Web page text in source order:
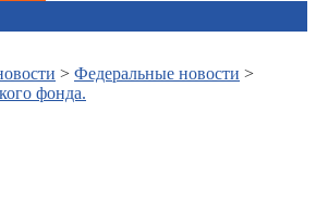
> Федеральные новости >
фонда.